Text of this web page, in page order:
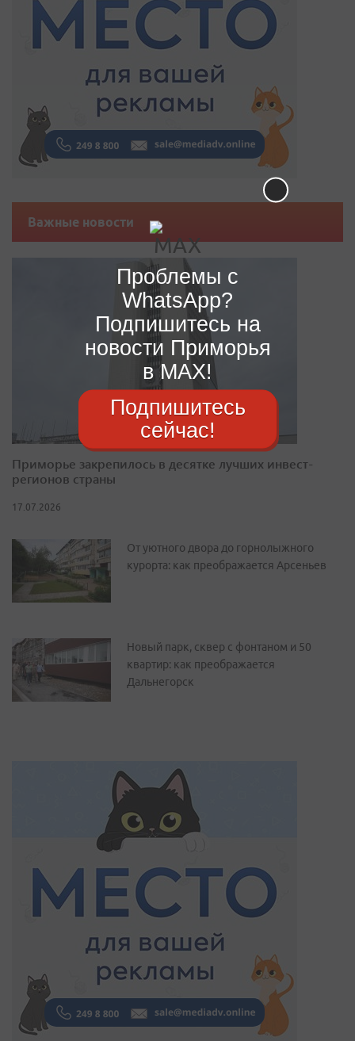
Важные новости
Приморье закрепилось в десятке лучших инвест-
регионов страны
17.07.2026
От уютного двора до горнолыжного
курорта: как преображается Арсеньев
Новый парк, сквер с фонтаном и 50
квартир: как преображается
Дальнегорск
Проблемы с
WhatsApp?
Подпишитесь на
новости Приморья
в MAX!
Подпишитесь
сейчас!